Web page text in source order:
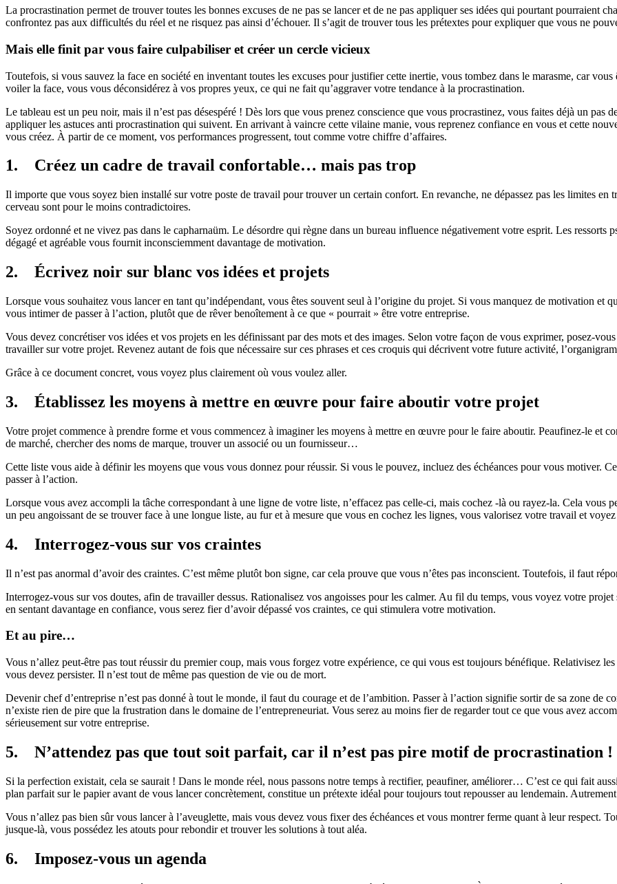
La procrastination permet de trouver toutes les bonnes excuses de ne pas se lancer et de ne pas appliquer ses idées qui pourtant pourraient
confrontez pas aux difficultés du réel et ne risquez pas ainsi d’échouer. Il s’agit de trouver tous les prétextes pour expliquer que vous ne
Mais elle finit par vous faire culpabiliser et créer un cercle vicieux
Toutefois, si vous sauvez la face en société en inventant toutes les excuses pour justifier cette inertie, vous tombez dans le marasme, car
voiler la face, vous vous déconsidérez à vos propres yeux, ce qui ne fait qu’aggraver votre tendance à la procrastination.
Le tableau est un peu noir, mais il n’est pas désespéré ! Dès lors que vous prenez conscience que vous procrastinez, vous faites déjà un pas
appliquer les astuces anti procrastination qui suivent. En arrivant à vaincre cette vilaine manie, vous reprenez confiance en vous et cette
vous créez. À partir de ce moment, vos performances progressent, tout comme votre chiffre d’affaires.
1. Créez un cadre de travail confortable… mais pas trop
Il importe que vous soyez bien installé sur votre poste de travail pour trouver un certain confort. En revanche, ne dépassez pas les limites en
cerveau sont pour le moins contradictoires.
Soyez ordonné et ne vivez pas dans le capharnaüm. Le désordre qui règne dans un bureau influence négativement votre esprit. Les ressorts
dégagé et agréable vous fournit inconsciemment davantage de motivation.
2. Écrivez noir sur blanc vos idées et projets
Lorsque vous souhaitez vous lancer en tant qu’indépendant, vous êtes souvent seul à l’origine du projet. Si vous manquez de motivation et
vous intimer de passer à l’action, plutôt que de rêver benoîtement à ce que « pourrait » être votre entreprise.
Vous devez concrétiser vos idées et vos projets en les définissant par des mots et des images. Selon votre façon de vous exprimer, posez-
travailler sur votre projet. Revenez autant de fois que nécessaire sur ces phrases et ces croquis qui décrivent votre future activité,
Grâce à ce document concret, vous voyez plus clairement où vous voulez aller.
3. Établissez les moyens à mettre en œuvre pour faire aboutir votre projet
Votre projet commence à prendre forme et vous commencez à imaginer les moyens à mettre en œuvre pour le faire aboutir. Peaufinez-le et
de marché, chercher des noms de marque, trouver un associé ou un fournisseur…
Cette liste vous aide à définir les moyens que vous vous donnez pour réussir. Si vous le pouvez, incluez des échéances pour vous motiver.
passer à l’action.
Lorsque vous avez accompli la tâche correspondant à une ligne de votre liste, n’effacez pas celle-ci, mais cochez -là ou rayez-la. Cela vous
un peu angoissant de se trouver face à une longue liste, au fur et à mesure que vous en cochez les lignes, vous valorisez votre travail et
4. Interrogez-vous sur vos craintes
Il n’est pas anormal d’avoir des craintes. C’est même plutôt bon signe, car cela prouve que vous n’êtes pas inconscient. Toutefois, il faut
Interrogez-vous sur vos doutes, afin de travailler dessus. Rationalisez vos angoisses pour les calmer. Au fil du temps, vous voyez votre
en sentant davantage en confiance, vous serez fier d’avoir dépassé vos craintes, ce qui stimulera votre motivation.
Et au pire…
Vous n’allez peut-être pas tout réussir du premier coup, mais vous forgez votre expérience, ce qui vous est toujours bénéfique. Relativisez
vous devez persister. Il n’est tout de même pas question de vie ou de mort.
Devenir chef d’entreprise n’est pas donné à tout le monde, il faut du courage et de l’ambition. Passer à l’action signifie sortir de sa zone
n’existe rien de pire que la frustration dans le domaine de l’entrepreneuriat. Vous serez au moins fier de regarder tout ce que vous avez
sérieusement sur votre entreprise.
5. N’attendez pas que tout soit parfait, car il n’est pas pire motif de procrastination !
Si la perfection existait, cela se saurait ! Dans le monde réel, nous passons notre temps à rectifier, peaufiner, améliorer… C’est ce qui fait
plan parfait sur le papier avant de vous lancer concrètement, constitue un prétexte idéal pour toujours tout repousser au lendemain.
Vous n’allez pas bien sûr vous lancer à l’aveuglette, mais vous devez vous fixer des échéances et vous montrer ferme quant à leur respect.
jusque-là, vous possédez les atouts pour rebondir et trouver les solutions à tout aléa.
6. Imposez-vous un agenda